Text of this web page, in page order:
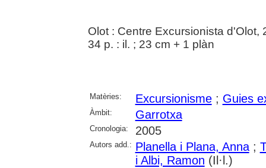
Olot : Centre Excursionista d'Olot,
34 p. : il. ; 23 cm + 1 plàn
Matèries: Excursionisme; Guies
Àmbit: Garrotxa
Cronologia: 2005
Autors add.: Planella i Plana, Anna;
i Albi, Ramon (Il·l.)